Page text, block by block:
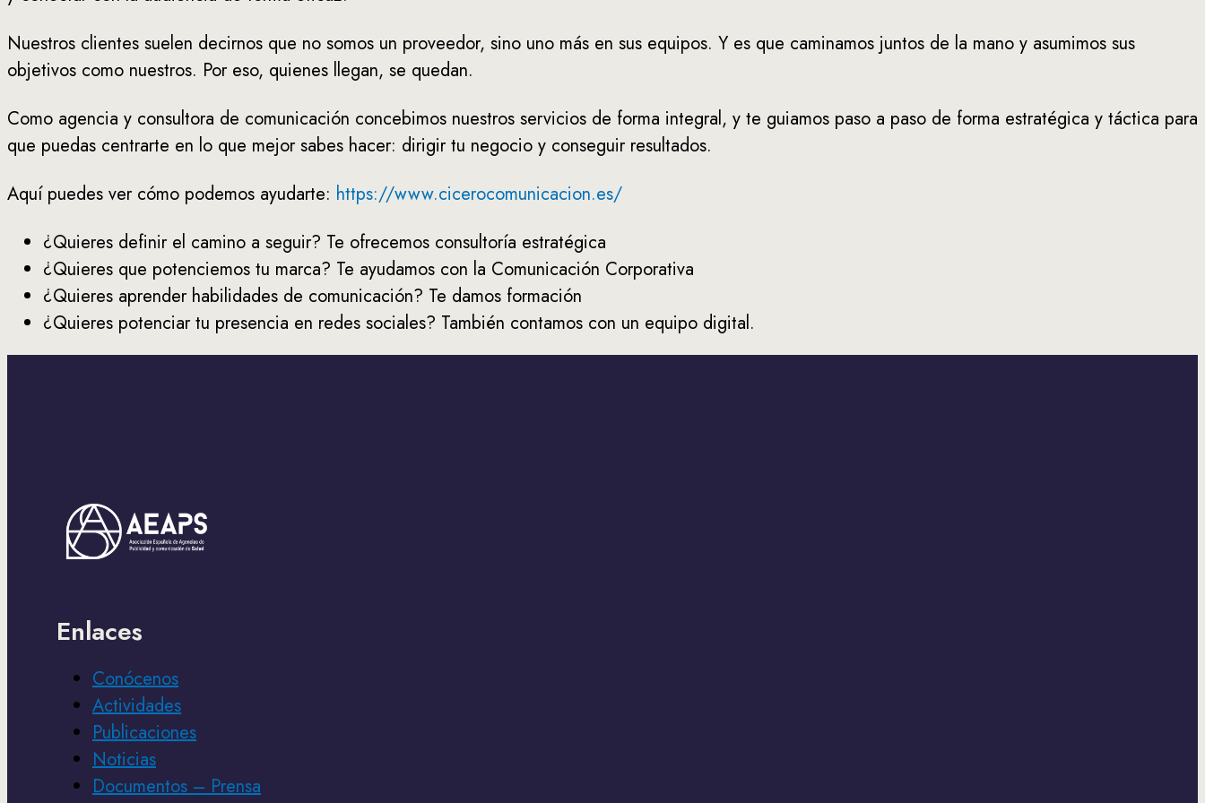
Nuestros clientes suelen decirnos que no somos un proveedor, sino uno más en sus equipos. Y es que caminamos juntos de la mano y asumimos sus
objetivos como nuestros. Por eso, quienes llegan, se quedan.
Como agencia y consultora de comunicación concebimos nuestros servicios de forma integral, y te guiamos paso a paso de forma estratégica y táctica para
que puedas centrarte en lo que mejor sabes hacer: dirigir tu negocio y conseguir resultados.
Aquí puedes ver cómo podemos ayudarte: https://www.cicerocomunicacion.es/
¿Quieres definir el camino a seguir? Te ofrecemos consultoría estratégica
¿Quieres que potenciemos tu marca? Te ayudamos con la Comunicación Corporativa
¿Quieres aprender habilidades de comunicación? Te damos formación
¿Quieres potenciar tu presencia en redes sociales? También contamos con un equipo digital.
Enlaces
Conócenos
Actividades
Publicaciones
Noticias
Documentos – Prensa